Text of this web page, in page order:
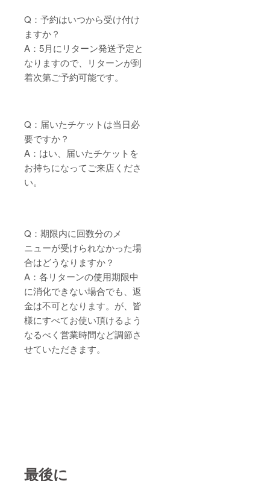
Q：予約はいつから受け付け
ますか？
A：5月にリターン発送予定と
なりますので、リターンが到
着次第ご予約可能です。
Q：届いたチケットは当日必
要ですか？
A：はい、届いたチケットを
お持ちになってご来店くださ
い。
Q：期限内に回数分のメ
ニューが受けられなかった場
合はどうなりますか？
A：各リターンの使用期限中
に消化できない場合でも、返
金は不可となります。が、皆
様にすべてお使い頂けるよう
なるべく営業時間など調節さ
せていただきます。
最後に